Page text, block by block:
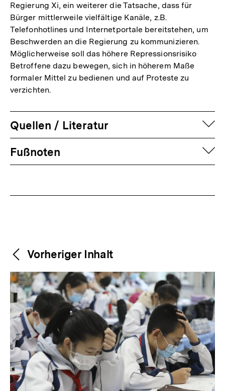
Regierung Xi, ein weiterer die Tatsache, dass für
Bürger mittlerweile vielfältige Kanäle, z.B.
Telefonhotlines und Internetportale bereitstehen, um
Beschwerden an die Regierung zu kommunizieren.
Möglicherweise soll das höhere Repressionsrisiko
Betroffene dazu bewegen, sich in höherem Maße
formaler Mittel zu bedienen und auf Proteste zu
verzichten.
Quellen / Literatur
Fussnoten
Fußnoten
Weitere
Inhalte
Content-
Navigation
Vorheriger Inhalt